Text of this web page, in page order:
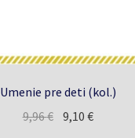
Umenie pre deti (kol.)
9,96€ Pôvodná
9,10€Aktuálna